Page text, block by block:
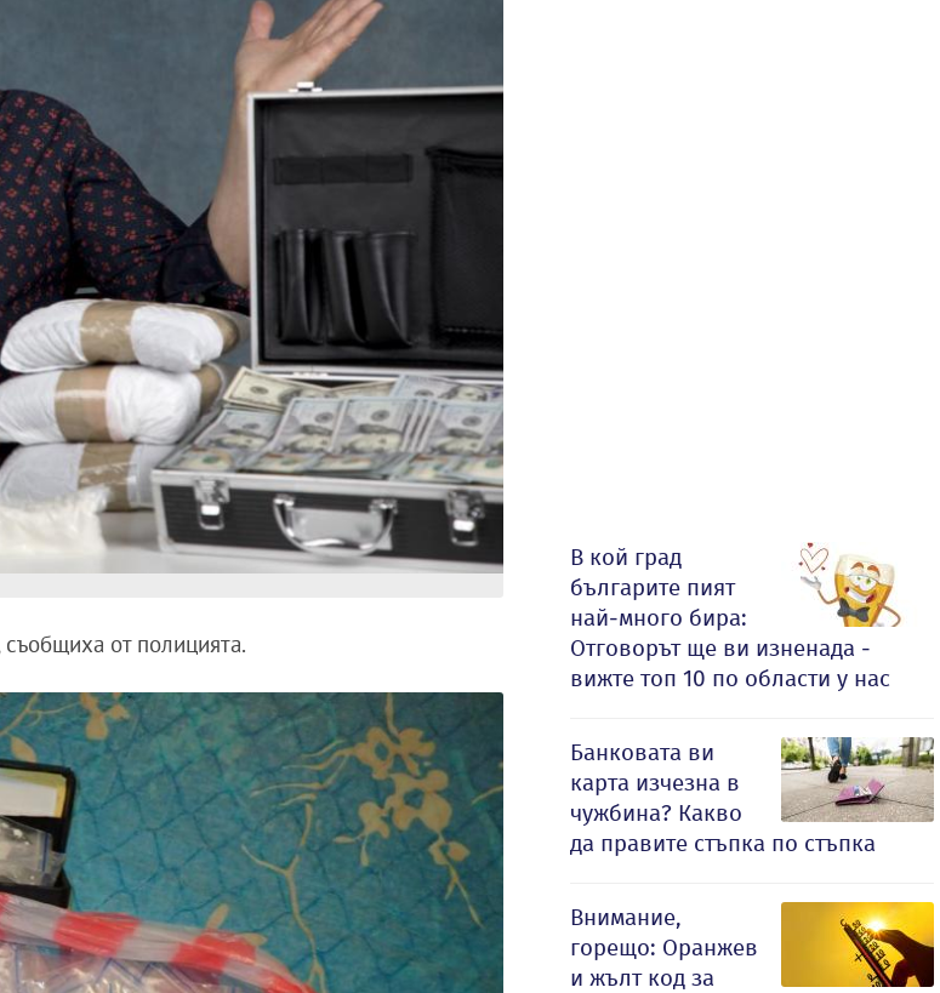
съобщиха от полицията.
В кой град
българите пият
най-много бира:
Отговорът ще ви изненада -
вижте топ 10 по области у нас
Банковата ви
карта изчезна в
чужбина? Какво
да правите стъпка по стъпка
Внимание,
горещо: Оранжев
и жълт код за